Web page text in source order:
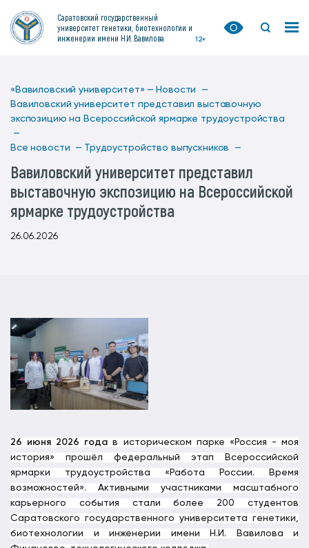
Саратовский государственный
университет генетики, биотехнологии и
инженерии имени Н.И. Вавилова
12+
«Вавиловский университет» — Новости —
Вавиловский университет представил выставочную
экспозицию на Всероссийской ярмарке трудоустройства
—
Все новости — Трудоустройство выпускников —
Вавиловский университет представил
выставочную экспозицию на Всероссийской
ярмарке трудоустройства
26.06.2026
26 июня 2026 года в историческом парке «Россия - моя
история» прошёл федеральный этап Всероссийской
ярмарки трудоустройства «Работа России. Время
возможностей». Активными участниками масштабного
карьерного события стали более 200 студентов
Саратовского государственного университета генетики,
биотехнологии и инженерии имени Н.И. Вавилова и